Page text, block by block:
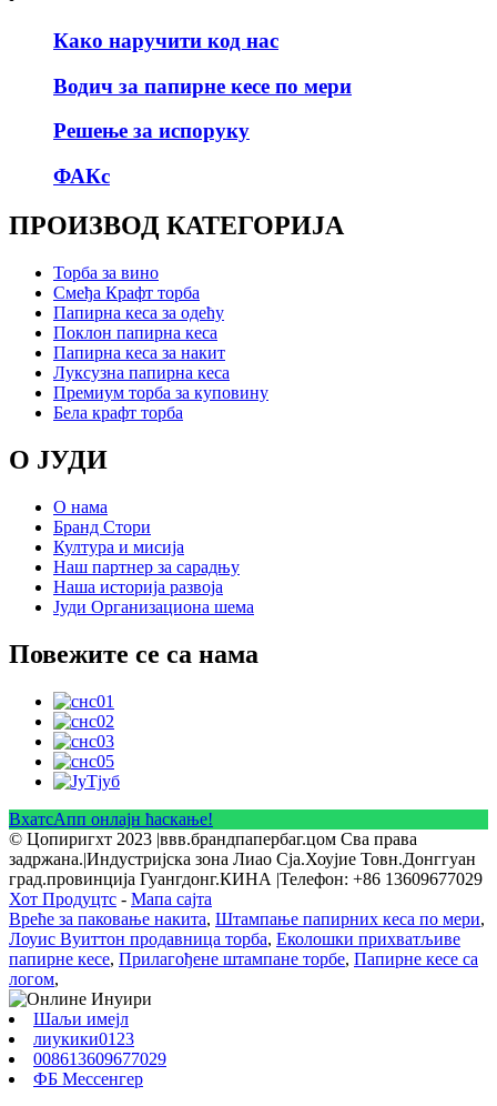
Како наручити код нас
Водич за папирне кесе по мери
Решење за испоруку
ФАКс
ПРОИЗВОД КАТЕГОРИЈА
Торба за вино
Смеђа Крафт торба
Папирна кеса за одећу
Поклон папирна кеса
Папирна кеса за накит
Луксузна папирна кеса
Премиум торба за куповину
Бела крафт торба
О ЈУДИ
О нама
Бранд Стори
Култура и мисија
Наш партнер за сарадњу
Наша историја развоја
Јуди Организациона шема
Повежите се са нама
ВхатсАпп онлајн ћаскање!
© Цопиригхт 2023 |ввв.брандпапербаг.цом Сва права
задржана.|Индустријска зона Лиао Сја.Хоујие Товн.Донггуан
град.провинција Гуангдонг.КИНА |Телефон: +86 13609677029
Хот Продуцтс - Мапа сајта
Вреће за паковање накита, Штампање папирних кеса по мери,
Лоуис Вуиттон продавница торба, Еколошки прихватљиве
папирне кесе, Прилагођене штампане торбе, Папирне кесе са
логом,
Шаљи имејл
лиукики0123
008613609677029
ФБ Мессенгер